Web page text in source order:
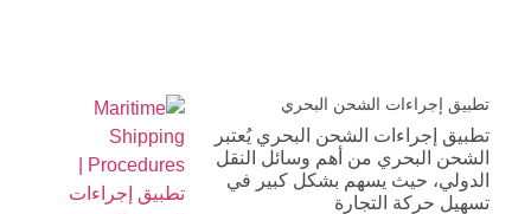
تطبيق إجراءات الشحن البحري
تطبيق إجراءات الشحن البحري يُعتبر
الشحن البحري من أهم وسائل النقل
الدولي، حيث يسهم بشكل كبير في
تسهيل حركة التجارة